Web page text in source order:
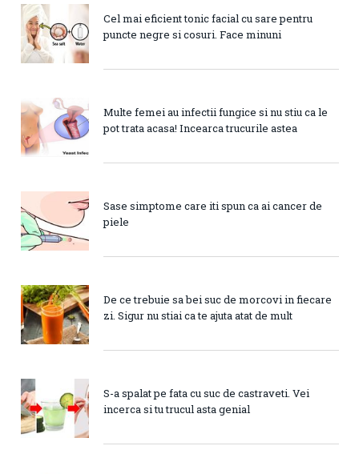
Cel mai eficient tonic facial cu sare pentru
puncte negre si cosuri. Face minuni
Multe femei au infectii fungice si nu stiu ca le
pot trata acasa! Incearca trucurile astea
Sase simptome care iti spun ca ai cancer de
piele
De ce trebuie sa bei suc de morcovi in fiecare
zi. Sigur nu stiai ca te ajuta atat de mult
S-a spalat pe fata cu suc de castraveti. Vei
incerca si tu trucul asta genial